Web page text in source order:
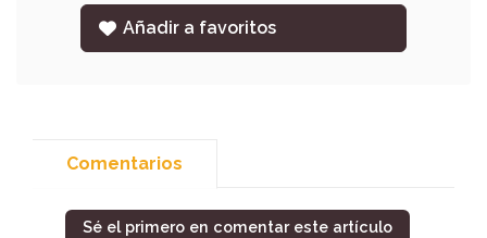
Añadir a favoritos
Comentarios
Sé el primero en comentar este artículo